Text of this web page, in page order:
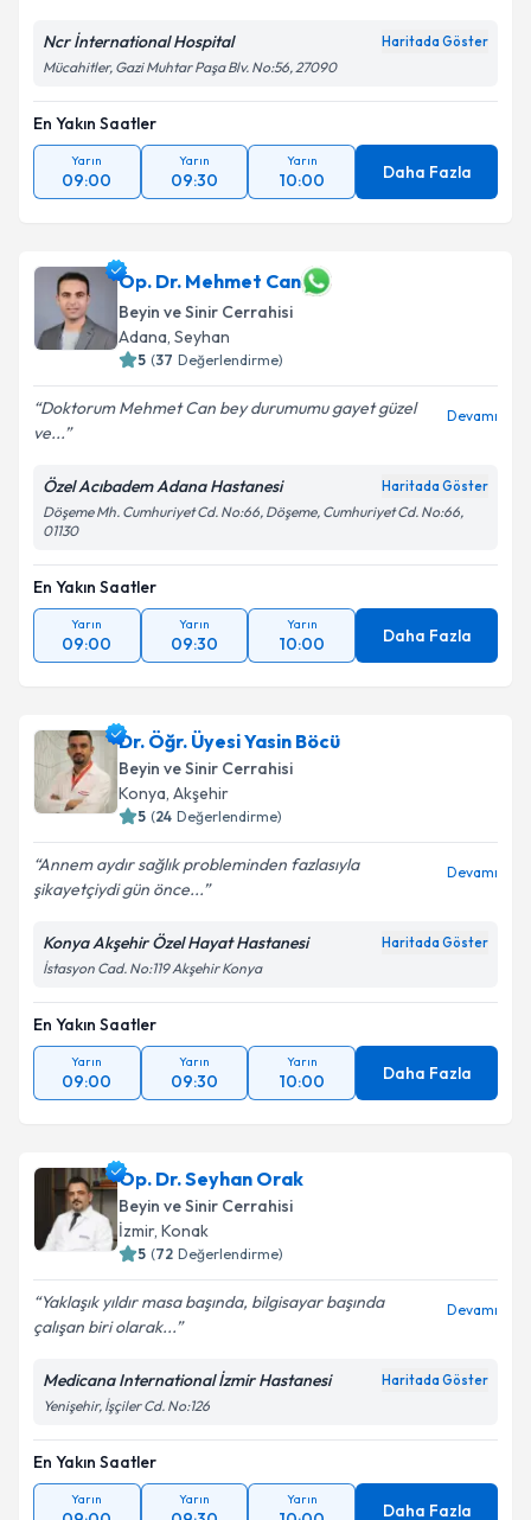
Ncr İnternational Hospital Haritada Göster
Mücahitler, Gazi Muhtar Paşa Blv. No:56, 27090
En Yakın Saatler
Yarın
09:00
Yarın
09:30
Yarın
10:00 Daha Fazla
Op. Dr. Mehmet Can
Beyin ve Sinir Cerrahisi
Adana, Seyhan
5 (37 Değerlendirme)
Doktorum Mehmet Can bey durumumu gayet güzel
ve...
Devamı
Özel Acıbadem Adana Hastanesi Haritada Göster
Döşeme Mh. Cumhuriyet Cd. No:66, Döşeme, Cumhuriyet Cd. No:66,
01130
En Yakın Saatler
Yarın
09:00
Yarın
09:30
Yarın
10:00 Daha Fazla
Dr. Öğr. Üyesi Yasin Böcü
Beyin ve Sinir Cerrahisi
Konya, Akşehir
5 (24 Değerlendirme)
Annem aydır sağlık probleminden fazlasıyla
şikayetçiydi gün önce...
Devamı
Konya Akşehir Özel Hayat Hastanesi Haritada Göster
İstasyon Cad. No:119 Akşehir Konya
En Yakın Saatler
Yarın
09:00
Yarın
09:30
Yarın
10:00 Daha Fazla
Op. Dr. Seyhan Orak
Beyin ve Sinir Cerrahisi
İzmir, Konak
5 (72 Değerlendirme)
Yaklaşık yıldır masa başında, bilgisayar başında
çalışan biri olarak...
Devamı
Medicana International İzmir Hastanesi Haritada Göster
Yenişehir, İşçiler Cd. No:126
En Yakın Saatler
Yarın Yarın Yarın
Daha Fazla